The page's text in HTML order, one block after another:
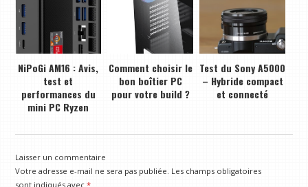
NiPoGi AM16 : Avis,
test et
performances du
mini PC Ryzen
Comment choisir le
bon boîtier PC
pour votre build ?
Test du Sony A5000
– Hybride compact
et connecté
Laisser un commentaire
Votre adresse e-mail ne sera pas publiée. Les champs obligatoires
sont indiqués avec*